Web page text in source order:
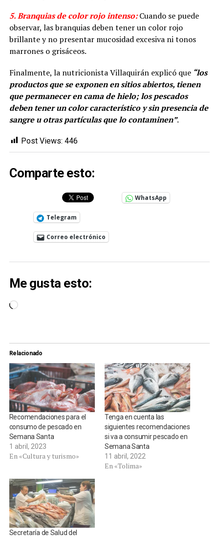
5. Branquias de color rojo intenso: Cuando se puede
observar, las branquias deben tener un color rojo
brillante y no presentar mucosidad excesiva ni tonos
marrones o grisáceos.
Finalmente, la nutricionista Villaquirán explicó que“los
productos que se exponen en sitios abiertos, tienen
que permanecer en cama de hielo; los pescados
deben tener un color característico y sin presencia de
sangre u otras partículas que lo contaminen”.
Post Views: 446
Comparte esto:
WhatsApp
Telegram
Correo electrónico
Me gusta esto:
Cargando...
Relacionado
Recomendaciones para el
consumo de pescado en
Semana Santa
1 abril, 2023
En «Cultura y turismo»
Tenga en cuenta las
siguientes recomendaciones
si va a consumir pescado en
Semana Santa
11 abril, 2022
En «Tolima»
Secretaría de Salud del